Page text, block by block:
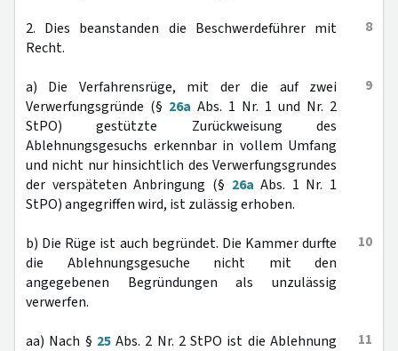
8
2. Dies beanstanden die Beschwerdeführer mit
Recht.
9
a) Die Verfahrensrüge, mit der die auf zwei
Verwerfungsgründe (§ 26a Abs. 1 Nr. 1 und Nr. 2
StPO) gestützte Zurückweisung des
Ablehnungsgesuchs erkennbar in vollem Umfang
und nicht nur hinsichtlich des Verwerfungsgrundes
der verspäteten Anbringung (§ 26a Abs. 1 Nr. 1
StPO) angegriffen wird, ist zulässig erhoben.
10
b) Die Rüge ist auch begründet. Die Kammer durfte
die Ablehnungsgesuche nicht mit den
angegebenen Begründungen als unzulässig
verwerfen.
11
aa) Nach § 25Abs. 2 Nr. 2 StPO ist die Ablehnung